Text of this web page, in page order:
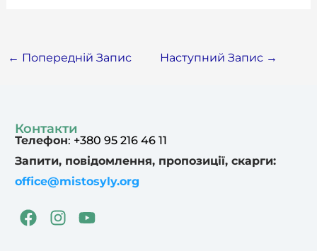
← Попередній Запис Наступний Запис →
Контакти
Телефон: +380 95 216 46 11
Запити, повідомлення, пропозиції, скарги:
office@mistosyly.org
F
a
I
n
Y
o